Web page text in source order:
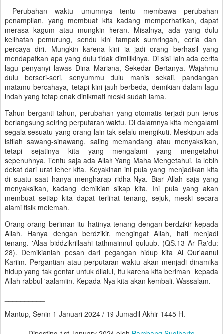
Perubahan waktu umumnya tentu membawa perubahan
penampilan, yang membuat kita kadang memperhatikan, dapat
merasa kagum atau mungkin heran. Misalnya, ada yang dulu
kelihatan pemurung, sendu kini tampak sumringah, ceria dan
percaya diri. Mungkin karena kini ia jadi orang berhasil yang
mendapatkan apa yang dulu tidak dimilikinya. Di sisi lain ada cerita
lagu penyanyi lawas Dina Mariana, Sekedar Bertanya. Wajahmu
dulu berseri-seri, senyummu dulu manis sekali, pandangan
matamu bercahaya, tetapi kini jauh berbeda, demikian dalam lagu
indah yang tetap enak dinikmati meski sudah lama.
Tahun berganti tahun, perubahan yang otomatis terjadi pun terus
berlangsung seiring perputaran waktu. Di dalamnya kita mengalami
segala sesuatu yang orang lain tak selalu mengikuti. Meskipun ada
istilah sawang-sinawang, saling memandang atau menyaksikan,
tetapi sejatinya kita yang mengalami yang mengetahui
sepenuhnya. Tentu saja ada Allah Yang Maha Mengetahui. Ia lebih
dekat dari urat leher kita. Keyakinan ini pula yang menjadikan kita
di suatu saat hanya mengharap ridha-Nya. Biar Allah saja yang
menyaksikan, kadang demikian sikap kita. Ini pula yang akan
membuat setiap kita dapat terlihat tenang, sejuk, meski secara
alami fisik melemah.
Orang-orang beriman itu hatinya tenang dengan berdzikir kepada
Allah. Hanya dengan berdzikir, mengingat Allah, hati menjadi
tenang. 'Alaa biddzikrillaahi tathmainnul quluub. (QS.13 Ar Ra'du:
28). Demikianlah pesan dari pegangan hidup kita Al Qur'aanul
Kariim. Pergantian atau perputaran waktu akan menjadi dinamika
hidup yang tak gentar untuk dilalui, itu karena kita beriman kepada
Allah rabbul 'aalamiin. Kepada-Nya kita akan kembali. Wassalam.
Mantup, Senin 1 Januari 2024 / 19 Jumadil Akhir 1445 H.